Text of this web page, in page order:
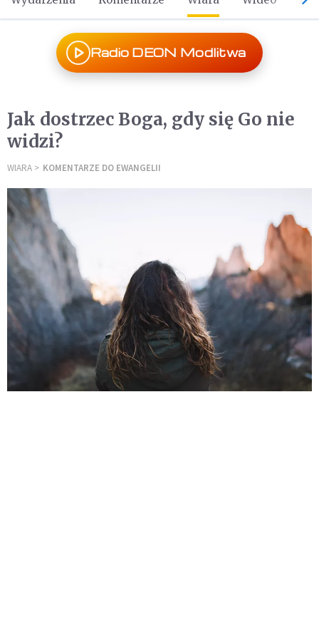
Radio DEON Modlitwa
Jak dostrzec Boga, gdy się Go nie
widzi?
WIARA KOMENTARZE DO EWANGELII